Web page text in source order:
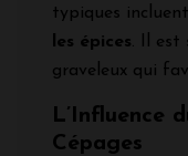
typiques
les épices. Il est
graveleux qui
L’Influence
Cépages